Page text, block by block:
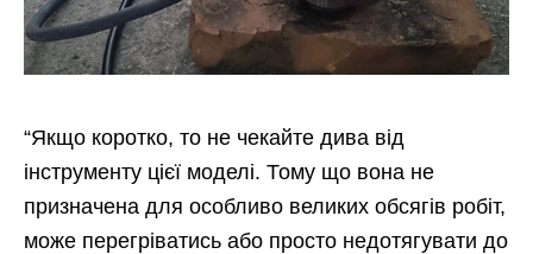
“Якщо коротко, то не чекайте дива від
інструменту цієї моделі. Тому що вона не
призначена для особливо великих обсягів робіт,
може перегріватись або просто недотягувати до